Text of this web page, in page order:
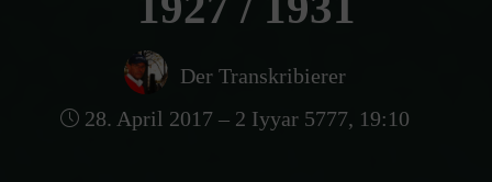
Der Transkribierer
28. April 2017 – 2 Iyyar 5777, 19:10